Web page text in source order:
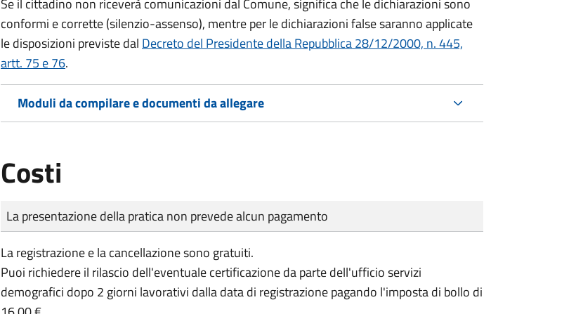
Se il cittadino non riceverà comunicazioni dal Comune, significa che le dichiarazioni sono
conformi e corrette (silenzio-assenso), mentre per le dichiarazioni false saranno applicate
le disposizioni previste dal Decreto del Presidente della Repubblica 28/12/2000, n. 445,
artt. 75 e 76.
Moduli da compilare e documenti da allegare
Costi
Tipo di pagamento
Importo
La presentazione della pratica non prevede alcun pagamento
La registrazione e la cancellazione sono gratuiti.
Puoi richiedere il rilascio dell'eventuale certificazione da parte dell'ufficio servizi
demografici dopo 2 giorni lavorativi dalla data di registrazione pagando l'imposta di bollo di